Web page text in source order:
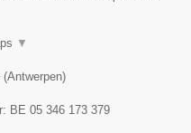
▼
(Antwerpen)
BE 05 346 173 379